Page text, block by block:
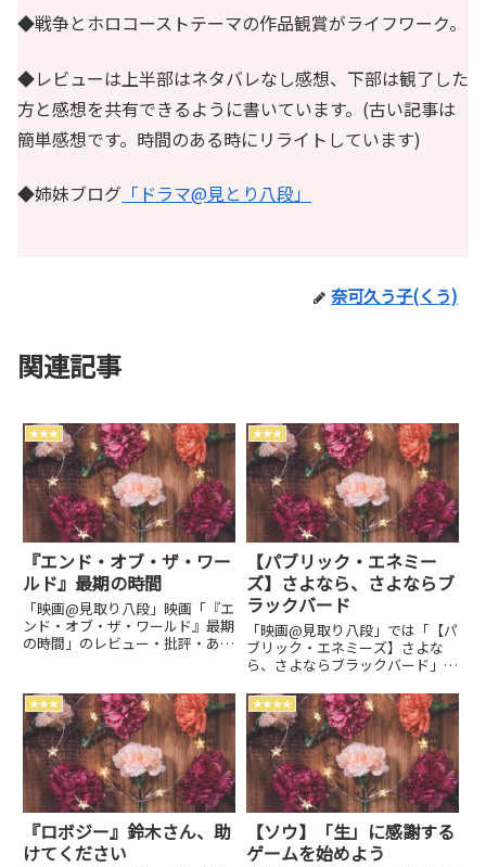
◆戦争とホロコーストテーマの作品観賞がライフワーク。
◆レビューは上半部はネタバレなし感想、下部は観了した
方と感想を共有できるように書いています。(古い記事は
簡単感想です。時間のある時にリライトしています)
◆姉妹ブログ 「ドラマ@見とり八段」
奈可久う子(くう)
関連記事
★★★
『エンド・オブ・ザ・ワー
ルド』最期の時間
「映画@見取り八段」映画「『エ
ンド・オブ・ザ・ワールド』最期
の時間」のレビュー・批評・あら
タバレ感想は別枠で表記。
★★★
【パブリック・エネミー
ズ】さよなら、さよならブ
ラックバード
「映画@見取り八段」では「【パ
ブリック・エネミーズ】さよな
ら、さよならブラックバード」の
ストなどの情報をお届けしていま
す。劇場上映中作品のネタバレ感
想は別枠で表記。
★★★
『ロボジー』鈴木さん、助
けてください
★★★★
【ソウ】「生」に感謝する
ゲームを始めよう